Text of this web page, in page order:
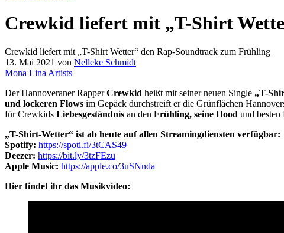
Crewkid liefert mit „T-Shirt
Crewkid liefert mit „T-Shirt Wetter“ den Rap-Soundtrack zum Frühling
13. Mai 2021 von Nelleke Schmidt
Mona Lina Artists
Der Hannoveraner RapperCrewkid heißt mit seiner neuen Single „T-
und lockeren Flows im Gepäck durchstreift er die Grünflächen
für Crewkids Liebesgeständnis an den Frühling, seine Hood und besten
„T-Shirt-Wetter“ ist ab heute auf allen Streamingdiensten verfügbar:
Spotify: https://spoti.fi/3tCAS49
Deezer: https://bit.ly/3tzFEzu
Apple Music: https://apple.co/3uSNnda
Hier findet ihr das Musikvideo: